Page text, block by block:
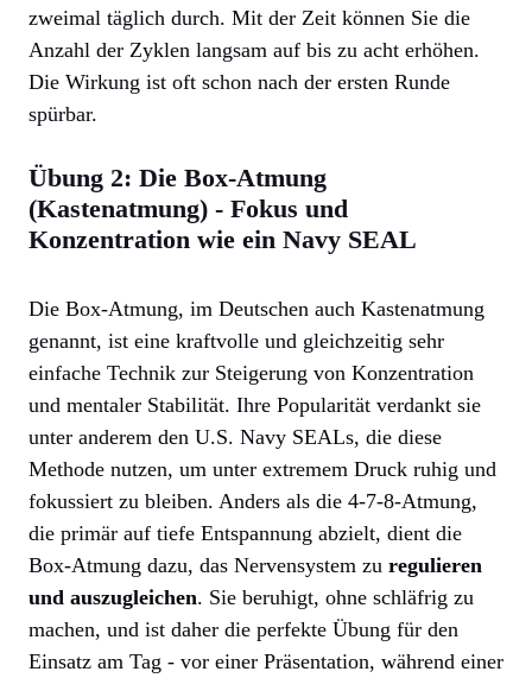
zweimal täglich durch. Mit der Zeit können Sie die
Anzahl der Zyklen langsam auf bis zu acht erhöhen.
Die Wirkung ist oft schon nach der ersten Runde
spürbar.
Übung 2: Die Box-Atmung
(Kastenatmung) - Fokus und
Konzentration wie ein Navy SEAL
Die Box-Atmung, im Deutschen auch Kastenatmung
genannt, ist eine kraftvolle und gleichzeitig sehr
einfache Technik zur Steigerung von Konzentration
und mentaler Stabilität. Ihre Popularität verdankt sie
unter anderem den U.S. Navy SEALs, die diese
Methode nutzen, um unter extremem Druck ruhig und
fokussiert zu bleiben. Anders als die 4-7-8-Atmung,
die primär auf tiefe Entspannung abzielt, dient die
Box-Atmung dazu, das Nervensystem zu regulieren
und auszugleichen. Sie beruhigt, ohne schläfrig zu
machen, und ist daher die perfekte Übung für den
Einsatz am Tag - vor einer Präsentation, während einer